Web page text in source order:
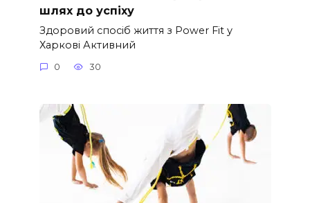
шлях до успіху
Здоровий спосіб життя з Power Fit у
Харкові Активний
0 30